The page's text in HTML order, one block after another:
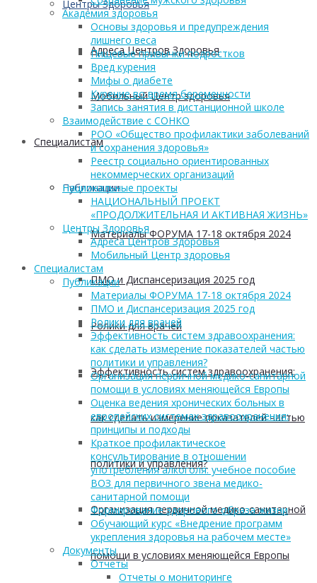
Центры Здоровья
Адреса Центров Здоровья
Мобильный Центр здоровья
Cпециалистам
Публикации
Материалы ФОРУМА 17-18 октября 2024
ПМО и Диспансеризация 2025 год
Ролики для врачей
Эффективность систем здравоохранения:
как сделать измерение показателей частью
политики и управления?
Организация первичной медико-санитарной
помощи в условиях меняющейся Европы
Академия здоровья
Основы здоровья и предупреждения
лишнего веса
Пищевые привычки подростков
Вред курения
Мифы о диабете
Курение во время беременности
Запись занятия в дистанционной школе
Взаимодействие с СОНКО
РОО «Общество профилактики заболеваний
и сохранения здоровья»
Реестр социально ориентированных
некоммерческих организаций
Национальные проекты
НАЦИОНАЛЬНЫЙ ПРОЕКТ
«ПРОДОЛЖИТЕЛЬНАЯ И АКТИВНАЯ ЖИЗНЬ»
Центры Здоровья
Адреса Центров Здоровья
Мобильный Центр здоровья
Cпециалистам
Публикации
Материалы ФОРУМА 17-18 октября 2024
ПМО и Диспансеризация 2025 год
Ролики для врачей
Эффективность систем здравоохранения:
как сделать измерение показателей частью
политики и управления?
Организация первичной медико-санитарной
помощи в условиях меняющейся Европы
Оценка ведения хронических больных в
европейских системах здравоохранения:
принципы и подходы
Краткое профилактическое
консультирование в отношении
употребления алкоголя: учебное пособие
ВОЗ для первичного звена медико-
санитарной помощи
Формирование здорового образа жизни
Обучающий курс «Внедрение программ
укрепления здоровья на рабочем месте»
Документы
Отчеты
Отчеты о мониторинге